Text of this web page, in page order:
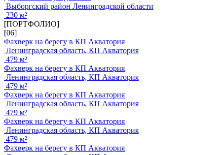
Выборгский район Ленинградской области
230 м²
[ПОРТФОЛИО]
[06]
Фахверк на берегу в КП Акватория
Ленинградская область, КП Акватория
479 м²
Фахверк на берегу в КП Акватория
Ленинградская область, КП Акватория
479 м²
Фахверк на берегу в КП Акватория
Ленинградская область, КП Акватория
479 м²
Фахверк на берегу в КП Акватория
Ленинградская область, КП Акватория
479 м²
Фахверк на берегу в КП Акватория